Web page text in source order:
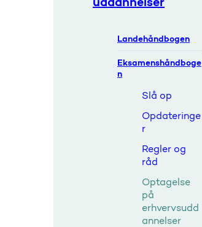
Landehåndbogen
Eksamenshåndboge
n
Slå op
Opdateringe
r
Regler og
råd
Optagelse
på
erhvervsudd
annelser